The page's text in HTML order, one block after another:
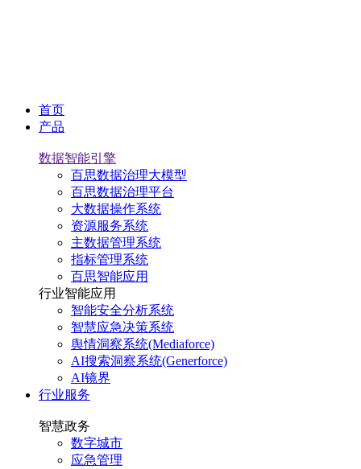
首页
产品
数据智能引擎
百思数据治理大模型
百思数据治理平台
大数据操作系统
资源服务系统
主数据管理系统
指标管理系统
百思智能应用
行业智能应用
智能安全分析系统
智慧应急决策系统
舆情洞察系统(Mediaforce)
AI搜索洞察系统(Generforce)
AI镜界
行业服务
智慧政务
数字城市
应急管理